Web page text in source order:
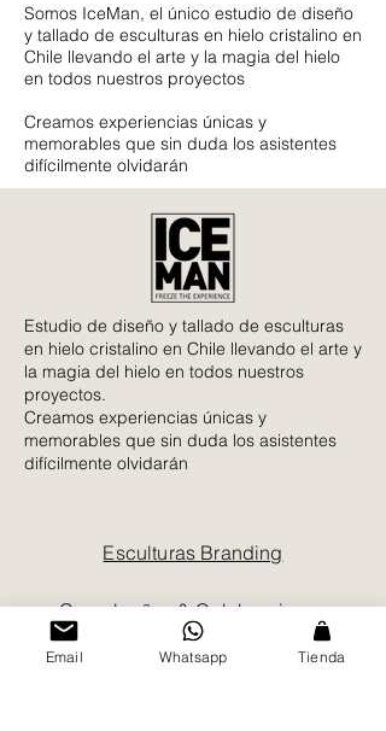
​Somos IceMan, el único estudio de diseño
y tallado de esculturas en hielo cristalino en
Chile llevando el arte y la magia del hielo
en todos nuestros proyectos
Creamos experiencias únicas y
memorables que sin duda los asistentes
difícilmente olvidarán
Estudio de diseño y tallado de esculturas
en hielo cristalino en Chile llevando el arte y
la magia del hielo en todos nuestros
proyectos.
Creamos experiencias únicas y
memorables que sin duda los asistentes
difícilmente olvidarán
Esculturas Branding
Cumpleaños & Celebraciones
Hielos Cristalinos IceQueen
Email Whatsapp Tienda